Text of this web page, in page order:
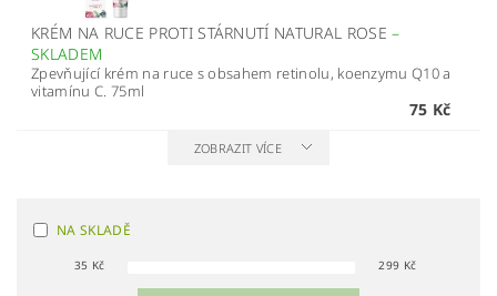
KRÉM NA RUCE PROTI STÁRNUTÍ NATURAL ROSE–
SKLADEM
Zpevňující krém na ruce s obsahem retinolu, koenzymu Q10 a
vitamínu C. 75ml
75 Kč
ZOBRAZIT VÍCE
NA SKLADĚ
35 Kč 299 Kč